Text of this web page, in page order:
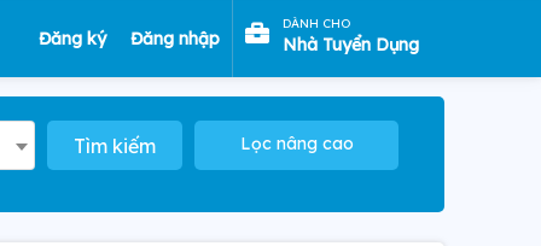
Đăng ký Đăng nhập
DÀNH CHO
Nhà Tuyển Dụng
Tìm kiếm Lọc nâng cao